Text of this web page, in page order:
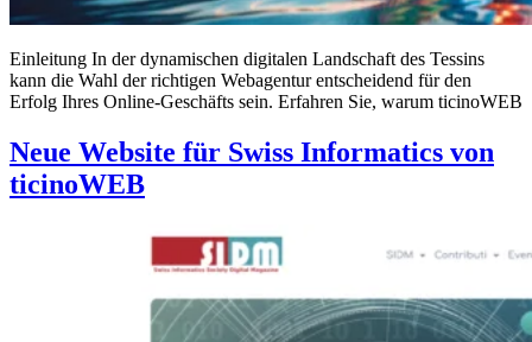
Einleitung In der dynamischen digitalen Landschaft des Tessins
kann die Wahl der richtigen Webagentur entscheidend für den
Erfolg Ihres Online-Geschäfts sein. Erfahren Sie, warum ticinoWEB
Neue Website für Swiss Informatics von
ticinoWEB